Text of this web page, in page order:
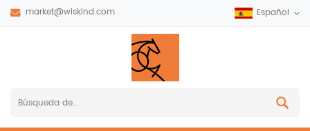
market@wiskind.com Español